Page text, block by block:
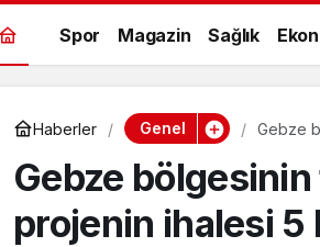
Spor Magazin Sağlık
Haberler Genel Gebze
Gebze
projenin ihalesi 5